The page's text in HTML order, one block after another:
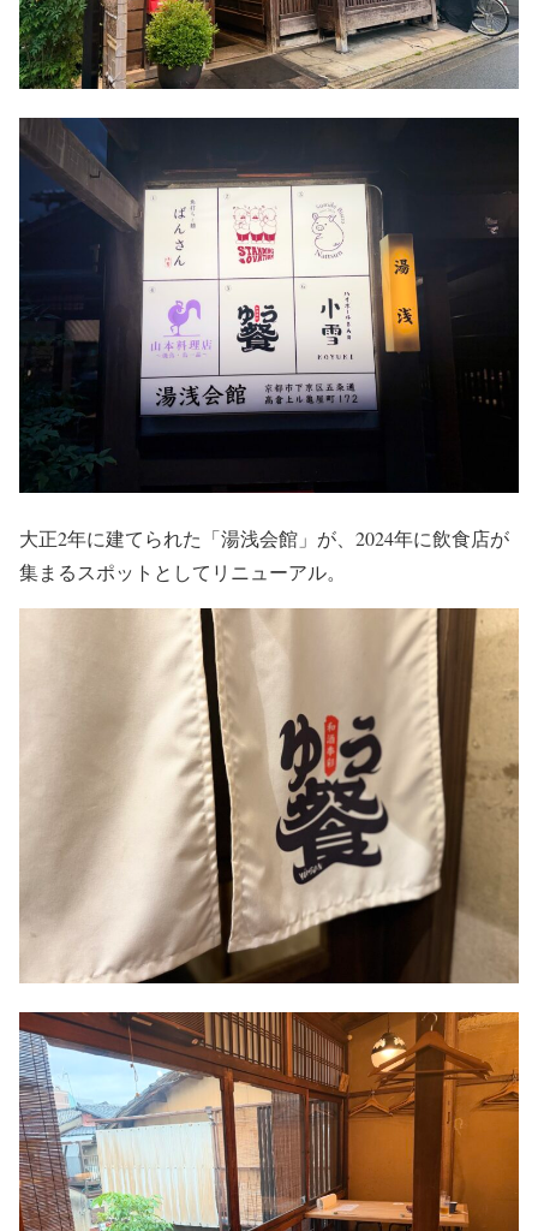
大正2年に建てられた「湯浅会館」が、2024年に飲食店が
集まるスポットとしてリニューアル。